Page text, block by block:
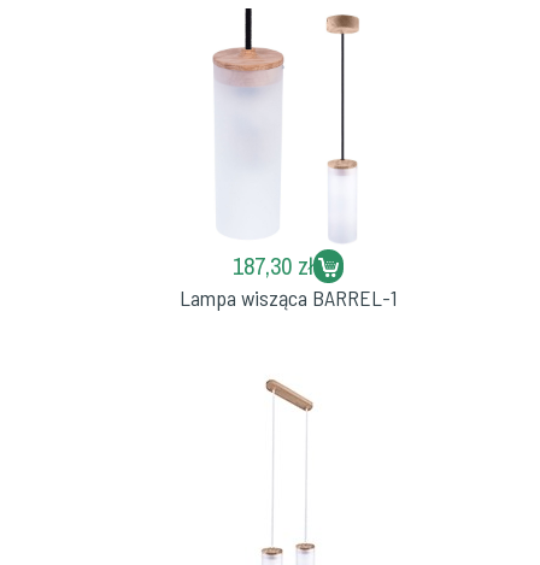
187,30 zł
Lampa wisząca BARREL-1